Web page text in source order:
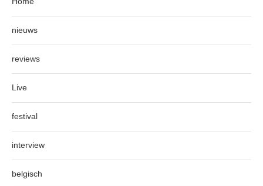
nieuws
reviews
Live
festival
interview
belgisch